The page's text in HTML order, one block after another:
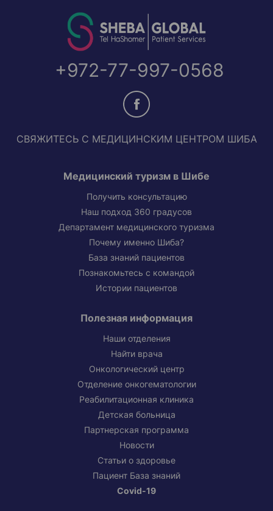
+972-77-997-0568
СВЯЖИТЕСЬ С МЕДИЦИНСКИМ ЦЕНТРОМ ШИБА
Медицинский туризм в Шибе
Получить консультацию
Наш подход 360 градусов
Департамент медицинского туризма
Почему именно Шиба?
База знаний пациентов
Познакомьтесь с командой
Истории пациентов
Полезная информация
Наши отделения
Найти врача
Онкологический центр
Отделение онкогематологии
Реабилитационная клиника
Детская больница
Партнерская программа
Новости
Статьи о здоровье
Пациент База знаний
Covid-19